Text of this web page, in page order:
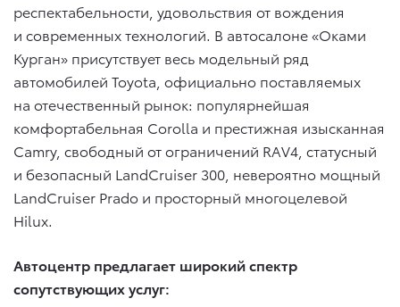
респектабельности, удовольствия от вождения
и современных технологий. В автосалоне «Оками
Курган» присутствует весь модельный ряд
автомобилей Toyota, официально поставляемых
на отечественный рынок: популярнейшая
комфортабельная Corolla и престижная изысканная
Camry, свободный от ограничений RAV4, статусный
и безопасный LandCruiser 300, невероятно мощный
LandCruiser Prado и просторный многоцелевой
Hilux.
Автоцентр предлагает широкий спектр
сопутствующих услуг: